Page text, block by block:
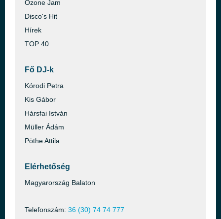
Ozone Jam
Disco's Hit
Hírek
TOP 40
Fő DJ-k
Kórodi Petra
Kis Gábor
Hársfai István
Müller Ádám
Pöthe Attila
Elérhetőség
Magyarország Balaton
Telefonszám: 36 (30) 74 74 777